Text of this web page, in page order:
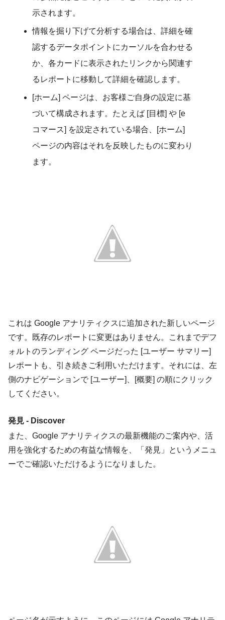
示されます。
情報を掘り下げて分析する場合は、詳細を確
認するデータポイントにカーソルを合わせる
か、各カードに表示されたリンクから関連す
るレポートに移動して詳細を確認します。
[ホーム] ページは、お客様ご自身の設定に基
づいて構成されます。たとえば [目標] や [e
コマース] を設定されている場合、[ホーム]
ページの内容はそれを反映したものに変わり
ます。
これは Google アナリティクスに追加された新しいページ
です。既存のレポートに変更はありません。これまでデフ
ォルトのランディング ページだった [ユーザー サマリー]
レポートも、引き続きご利用いただけます。それには、左
側のナビゲーションで [ユーザー]、[概要] の順にクリック
してください。
発見 - Discover
また、Google アナリティクスの最新機能のご案内や、活
用を強化するための有益な情報を、「発見」というメニュ
ーでご確認いただけるようになりました。